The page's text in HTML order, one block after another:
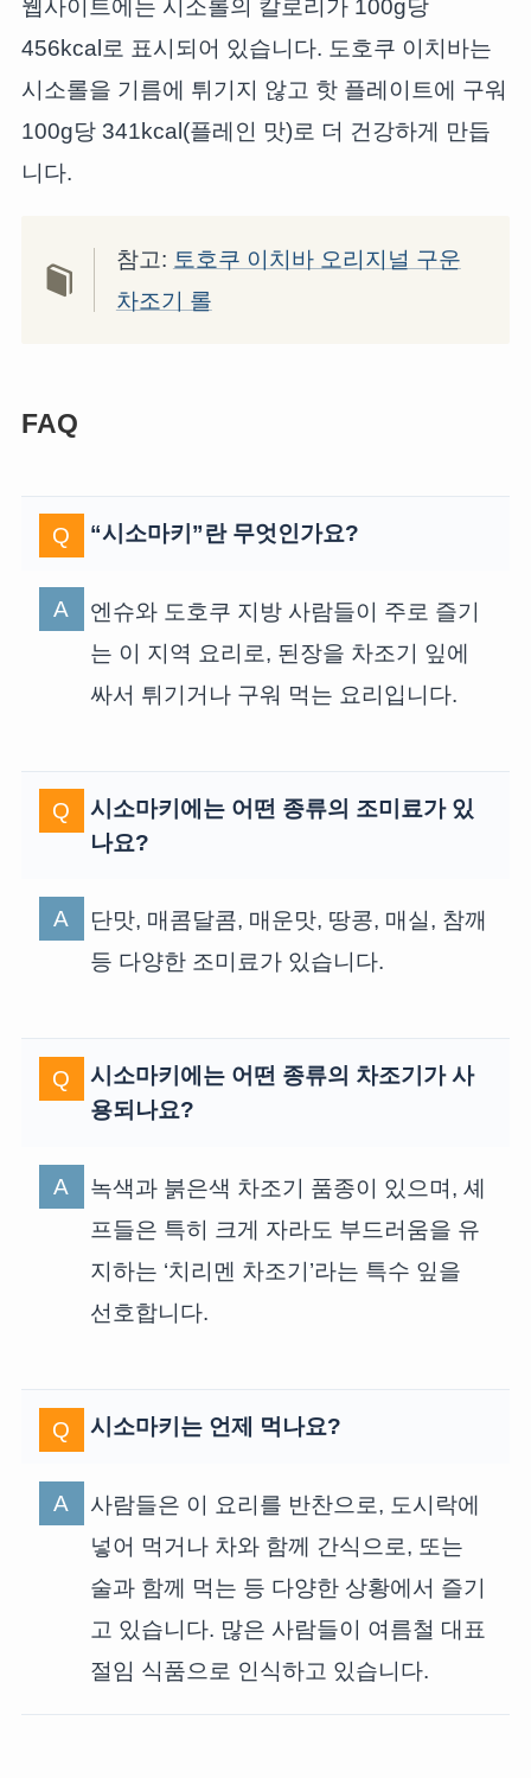
웹사이트에는 시소롤의 칼로리가 100g당
456kcal로 표시되어 있습니다. 도호쿠 이치바는
시소롤을 기름에 튀기지 않고 핫 플레이트에 구워
100g당 341kcal(플레인 맛)로 더 건강하게 만듭
니다.
참고: 토호쿠 이치바 오리지널 구운
차조기 롤
FAQ
“시소마키”란 무엇인가요?
엔슈와 도호쿠 지방 사람들이 주로 즐기
는 이 지역 요리로, 된장을 차조기 잎에
싸서 튀기거나 구워 먹는 요리입니다.
시소마키에는 어떤 종류의 조미료가 있
나요?
단맛, 매콤달콤, 매운맛, 땅콩, 매실, 참깨
등 다양한 조미료가 있습니다.
시소마키에는 어떤 종류의 차조기가 사
용되나요?
녹색과 붉은색 차조기 품종이 있으며, 셰
프들은 특히 크게 자라도 부드러움을 유
지하는 ‘치리멘 차조기’라는 특수 잎을
선호합니다.
시소마키는 언제 먹나요?
사람들은 이 요리를 반찬으로, 도시락에
넣어 먹거나 차와 함께 간식으로, 또는
술과 함께 먹는 등 다양한 상황에서 즐기
고 있습니다. 많은 사람들이 여름철 대표
절임 식품으로 인식하고 있습니다.